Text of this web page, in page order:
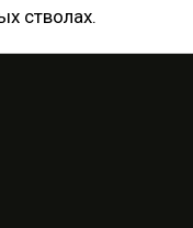
стволах.